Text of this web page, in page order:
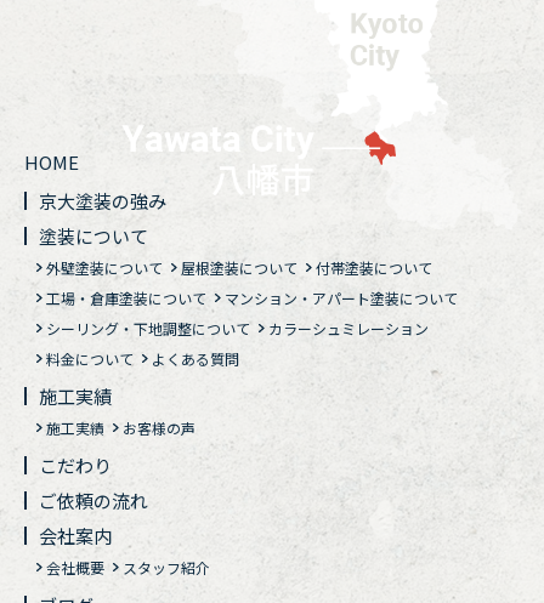
HOME
京大塗装の強み
塗装について
外壁塗装について 屋根塗装について
付帯塗装について
工場・倉庫塗装について
マンション・アパート塗装について
シーリング・下地調整について
カラーシュミレーション
料金について
よくある質問
施工実績
施工実績 お客様の声
こだわり
ご依頼の流れ
会社案内
会社概要 スタッフ紹介